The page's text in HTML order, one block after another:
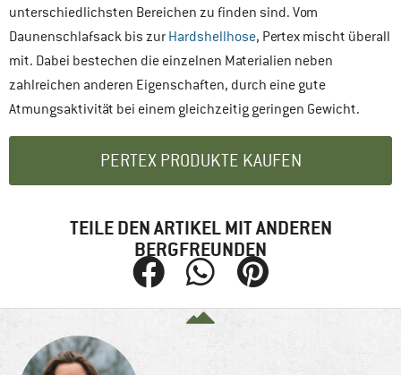
unterschiedlichsten Bereichen zu finden sind. Vom
Daunenschlafsack bis zur Hardshellhose, Pertex mischt überall
mit. Dabei bestechen die einzelnen Materialien neben
zahlreichen anderen Eigenschaften, durch eine gute
Atmungsaktivität bei einem gleichzeitig geringen Gewicht.
PERTEX PRODUKTE KAUFEN
TEILE DEN ARTIKEL MIT ANDEREN
BERGFREUNDEN